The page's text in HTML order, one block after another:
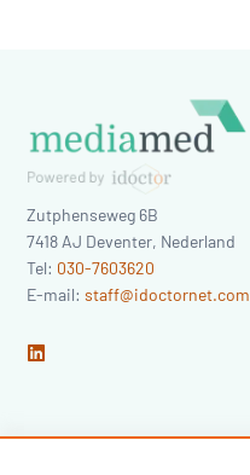
Zutphenseweg 6B
7418 AJ Deventer, Nederland
Tel: 030-7603620
E-mail:staff@idoctornet.com